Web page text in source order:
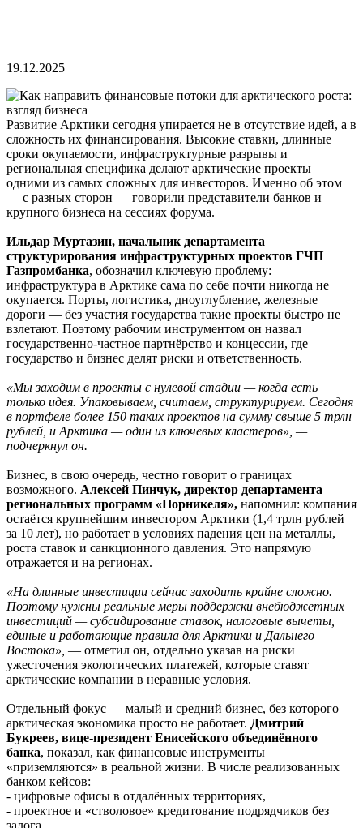
19.12.2025
Развитие Арктики сегодня упирается не в отсутствие идей, а в
сложность их финансирования. Высокие ставки, длинные
сроки окупаемости, инфраструктурные разрывы и
региональная специфика делают арктические проекты
одними из самых сложных для инвесторов. Именно об этом
— с разных сторон — говорили представители банков и
крупного бизнеса на сессиях форума.
Ильдар Муртазин, начальник департамента
структурирования инфраструктурных проектов ГЧП
Газпромбанка, обозначил ключевую проблему:
инфраструктура в Арктике сама по себе почти никогда не
окупается. Порты, логистика, дноуглубление, железные
дороги — без участия государства такие проекты быстро не
взлетают. Поэтому рабочим инструментом он назвал
государственно-частное партнёрство и концессии, где
государство и бизнес делят риски и ответственность.
«Мы заходим в проекты с нулевой стадии — когда есть
только идея. Упаковываем, считаем, структурируем. Сегодня
в портфеле более 150 таких проектов на сумму свыше 5 трлн
рублей, и Арктика — один из ключевых кластеров», —
подчеркнул он.
Бизнес, в свою очередь, честно говорит о границах
возможного. Алексей Пинчук, директор департамента
региональных программ «Норникеля», напомнил: компания
остаётся крупнейшим инвестором Арктики (1,4 трлн рублей
за 10 лет), но работает в условиях падения цен на металлы,
роста ставок и санкционного давления. Это напрямую
отражается и на регионах.
«На длинные инвестиции сейчас заходить крайне сложно.
Поэтому нужны реальные меры поддержки внебюджетных
инвестиций — субсидирование ставок, налоговые вычеты,
единые и работающие правила для Арктики и Дальнего
Востока», — отметил он, отдельно указав на риски
ужесточения экологических платежей, которые ставят
арктические компании в неравные условия.
Отдельный фокус — малый и средний бизнес, без которого
арктическая экономика просто не работает. Дмитрий
Букреев, вице-президент Енисейского объединённого
банка, показал, как финансовые инструменты
«приземляются» в реальной жизни. В числе реализованных
банком кейсов:
- цифровые офисы в отдалённых территориях,
- проектное и «стволовое» кредитование подрядчиков без
залога,